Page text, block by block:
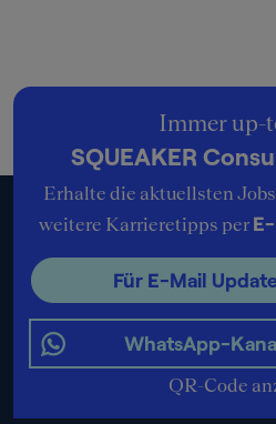
Immer up-
SQUEAKER
Erhalte die aktuellsten
weitere Karrieretipps per
Für E-Mail
WhatsApp-
QR-Code